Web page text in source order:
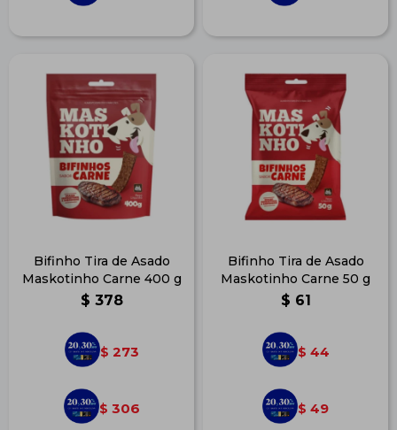
Bifinho Tira de Asado
Maskotinho Carne 400 g
$ 378
$ 273
$ 306
Bifinho Tira de Asado
Maskotinho Carne 50 g
$ 61
$ 44
$ 49